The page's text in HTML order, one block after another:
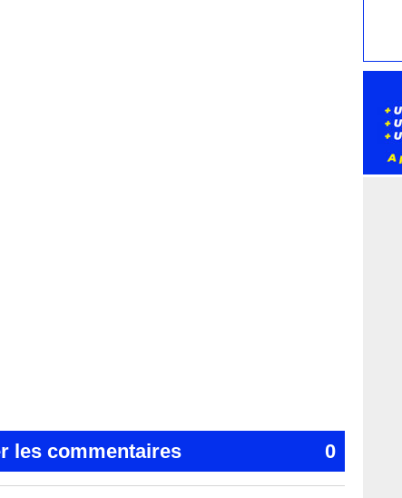
les commentaires 0